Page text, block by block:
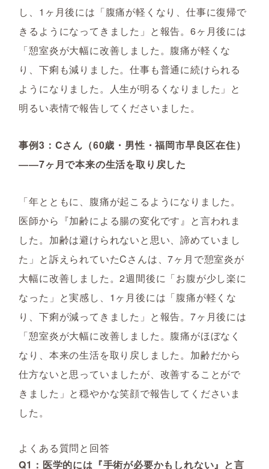
し、1ヶ月後には「腹痛が軽くなり、仕事に復帰で
きるようになってきました」と報告。6ヶ月後には
「憩室炎が大幅に改善しました。腹痛が軽くな
り、下痢も減りました。仕事も普通に続けられる
ようになりました。人生が明るくなりました」と
明るい表情で報告してくださいました。
事例3：Cさん（60歳・男性・福岡市早良区在住）
――7ヶ月で本来の生活を取り戻した
「年とともに、腹痛が起こるようになりました。
医師から『加齢による腸の変化です』と言われま
した。加齢は避けられないと思い、諦めていまし
た」と訴えられていたCさんは、7ヶ月で憩室炎が
大幅に改善しました。2週間後に「お腹が少し楽に
なった」と実感し、1ヶ月後には「腹痛が軽くな
り、下痢が減ってきました」と報告。7ヶ月後には
「憩室炎が大幅に改善しました。腹痛がほぼなく
なり、本来の生活を取り戻しました。加齢だから
仕方ないと思っていましたが、改善することがで
きました」と穏やかな笑顔で報告してくださいま
した。
よくある質問と回答
Q1：医学的には『手術が必要かもしれない』と言